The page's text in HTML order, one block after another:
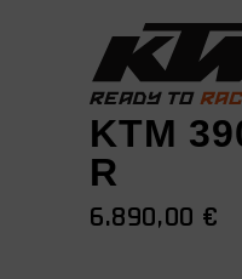
KTM
R
6.890,00 €